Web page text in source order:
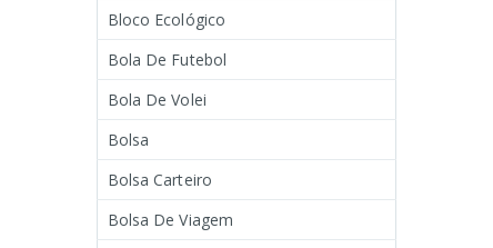
Bloco Ecológico
Bola De Futebol
Bola De Volei
Bolsa
Bolsa Carteiro
Bolsa De Viagem